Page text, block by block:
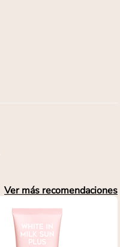
Ver más recomendaciones